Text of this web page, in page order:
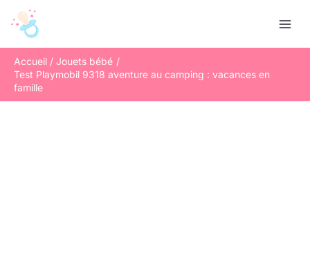
Accueil
Jouets bébé
Test Playmobil 9318 aventure au camping : vacances en
famille
e
c
h
e